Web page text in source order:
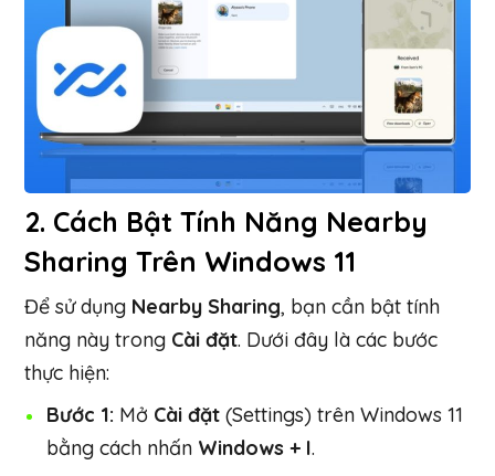
2. Cách Bật Tính Năng Nearby
Sharing Trên Windows 11
Để sử dụng Nearby Sharing, bạn cần bật tính
năng này trong Cài đặt. Dưới đây là các bước
thực hiện:
Bước 1: Mở Cài đặt (Settings) trên Windows 11
bằng cách nhấn Windows + I.